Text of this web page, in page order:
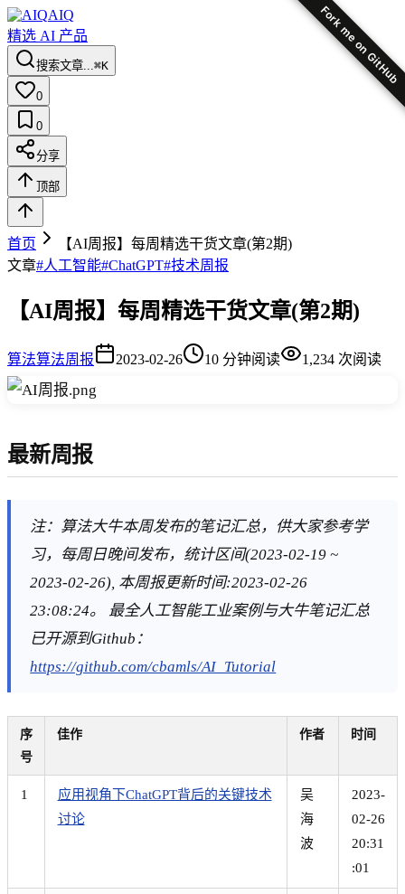
Fork me on GitHub
AIQ
精选 AI 产品
搜索文章...⌘K
0
0
分享
顶部
首页
【AI周报】每周精选干货文章(第2期)
文章#人工智能#ChatGPT#技术周报
【AI周报】每周精选干货文章(第2期)
算法算法周报 2023-02-26 10 分钟阅读 1,234 次阅读
最新周报
注：算法大牛本周发布的笔记汇总，供大家参考学
习，每周日晚间发布，统计区间(2023-02-19 ~
2023-02-26), 本周报更新时间:2023-02-26
23:08:24。 最全人工智能工业案例与大牛笔记汇总
已开源到Github：
https://github.com/cbamls/AI_Tutorial
序
号
佳作 作者 时间
1
应用视角下ChatGPT背后的关键技术
讨论
吴
海
波
2023-
02-26
20:31
:01